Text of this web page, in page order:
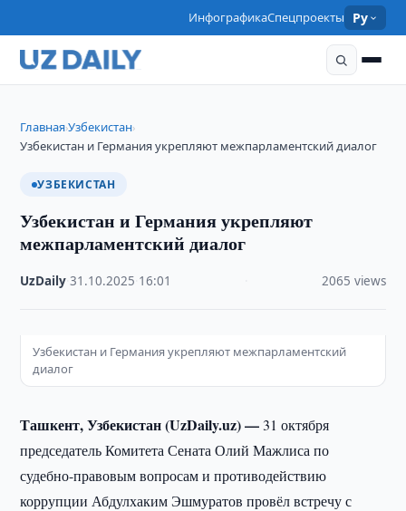
ИнфографикаСпецпроекты Ру
Главная›Узбекистан›
Узбекистан и Германия укрепляют межпарламентский диалог
УЗБЕКИСТАН
Узбекистан и Германия укрепляют
межпарламентский диалог
UzDaily ·31.10.2025 16:01 2065 views
Узбекистан и Германия укрепляют межпарламентский
диалог
Ташкент, Узбекистан (UzDaily.uz) —31 октября
председатель Комитета Сената Олий Мажлиса по
судебно-правовым вопросам и противодействию
коррупции Абдулхаким Эшмуратов провёл встречу с